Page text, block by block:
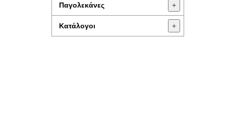
Παγολεκάνες +
Κατάλογοι +